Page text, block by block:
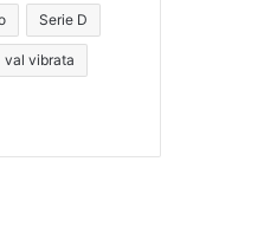
Serie D
val vibrata